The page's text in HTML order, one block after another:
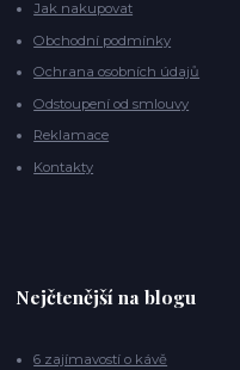
Jak nakupovat
Obchodní podmínky
Ochrana osobních údajů
Odstoupení od smlouvy
Reklamace
Kontakty
Nejčtenější na blogu
6 zajímavostí o kávě